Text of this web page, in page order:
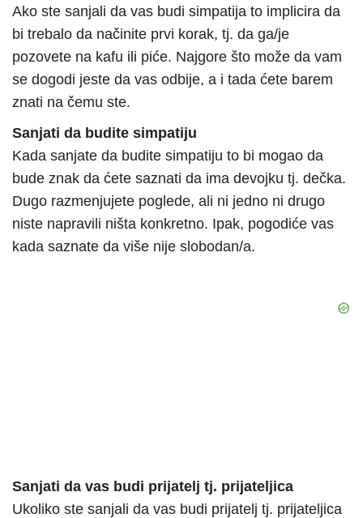
Ako ste sanjali da vas budi simpatija to implicira da
bi trebalo da načinite prvi korak, tj. da ga/je
pozovete na kafu ili piće. Najgore što može da vam
se dogodi jeste da vas odbije, a i tada ćete barem
znati na čemu ste.
Sanjati da budite simpatiju
Kada sanjate da budite simpatiju to bi mogao da
bude znak da ćete saznati da ima devojku tj. dečka.
Dugo razmenjujete poglede, ali ni jedno ni drugo
niste napravili ništa konkretno. Ipak, pogodiće vas
kada saznate da više nije slobodan/a.
Sanjati da vas budi prijatelj tj. prijateljica
Ukoliko ste sanjali da vas budi prijatelj tj. prijateljica